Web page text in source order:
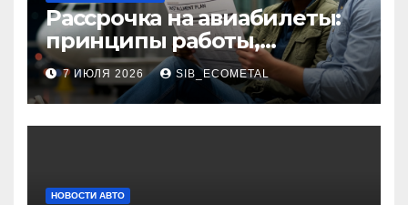
Рассрочка на авиабилеты:
принципы работы,
требования и
потенциальные риски
7 ИЮЛЯ 2026 SIB_ECOMETAL
НОВОСТИ АВТО